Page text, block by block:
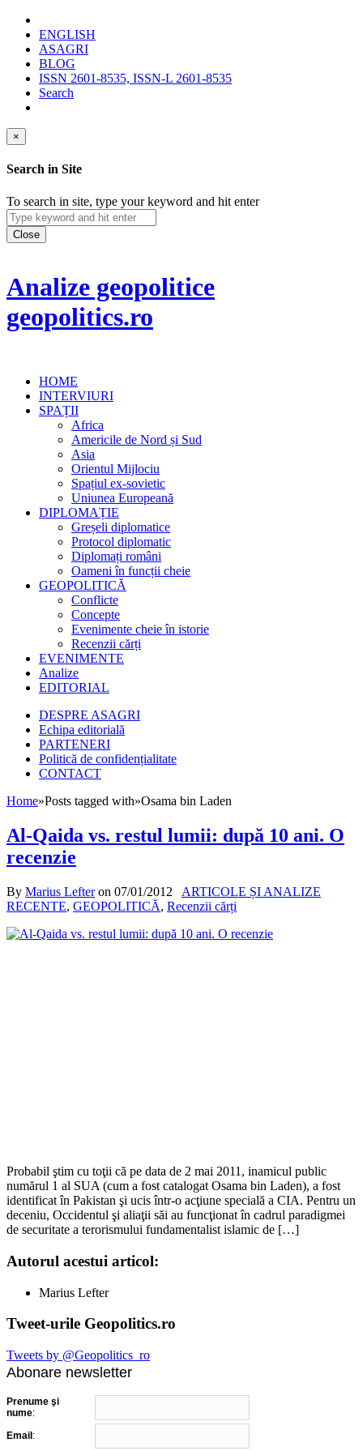
ENGLISH
ASAGRI
BLOG
ISSN 2601-8535, ISSN-L 2601-8535
Search
×
Search in Site
To search in site, type your keyword and hit enter
Close
Analize geopolitice
geopolitics.ro
HOME
INTERVIURI
SPAȚII
Africa
Americile de Nord și Sud
Asia
Orientul Mijlociu
Spațiul ex-sovietic
Uniunea Europeană
DIPLOMAȚIE
Greșeli diplomatice
Protocol diplomatic
Diplomați români
Oameni în funcții cheie
GEOPOLITICĂ
Conflicte
Concepte
Evenimente cheie în istorie
Recenzii cărți
EVENIMENTE
Analize
EDITORIAL
DESPRE ASAGRI
Echipa editorială
PARTENERI
Politică de confidențialitate
CONTACT
Home»Posts tagged with»Osama bin Laden
Al-Qaida vs. restul lumii: după 10 ani. O
recenzie
By Marius Lefteron 07/01/2012
ARTICOLE ȘI ANALIZE
RECENTE, GEOPOLITICĂ, Recenzii cărți
Probabil ştim cu toţii că pe data de 2 mai 2011, inamicul public
numărul 1 al SUA (cum a fost catalogat Osama bin Laden), a fost
identificat în Pakistan şi ucis într-o acţiune specială a CIA. Pentru un
deceniu, Occidentul şi aliaţii săi au funcţionat în cadrul paradigmei
de securitate a terorismului fundamentalist islamic de […]
Autorul acestui articol:
Marius Lefter
Tweet-urile Geopolitics.ro
Tweets by @Geopolitics_ro
Abonare newsletter
Prenume şi
nume:
Email :